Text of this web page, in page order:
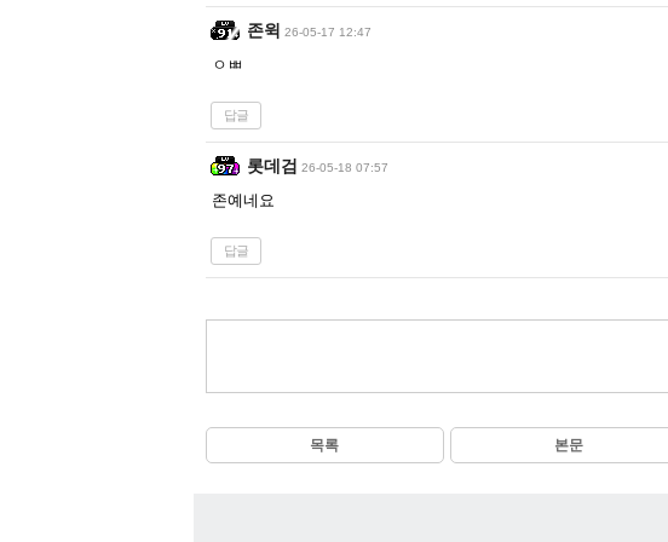
존윅 26-05-17 12:47
ㅇㅃ
답글
롯데검 26-05-18 07:57
존예네요
답글
목록 본문